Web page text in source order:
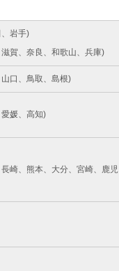
岩手)
賀、奈良、和歌山、兵庫)
口、鳥取、島根)
媛、高知)
崎、熊本、大分、宮崎、鹿児